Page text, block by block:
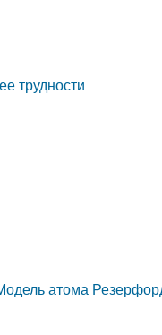
трудности
атома